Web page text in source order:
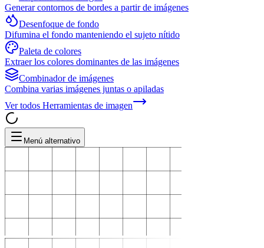
Generar contornos de bordes a partir de imágenes
Desenfoque de fondo
Difumina el fondo manteniendo el sujeto nítido
Paleta de colores
Extraer los colores dominantes de las imágenes
Combinador de imágenes
Combina varias imágenes juntas o apiladas
Ver todos Herramientas de imagen
Menú alternativo